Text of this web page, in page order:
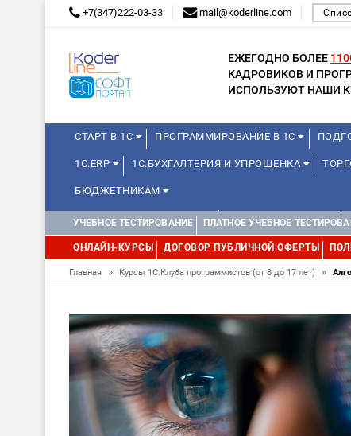
+7(347)222-03-33 mail@koderline.com
ЕЖЕГОДНО БОЛЕЕ
КАДРОВИКОВ И
ИСПОЛЬЗУЮТ НАШИ
СТАРТ В 1С ПРОГРАММИРОВАНИЕ В 1С
1С:ERP 1С:БУХГАЛТЕРИЯ И УПРОЩЕНКА
БЮДЖЕТНИКАМ
КУРСЫ ДЛЯ ШКОЛЬНИКОВ ДЛЯ ШКОЛЬНИКОВ
WEB, JAVA И ANDROID
УЧЕБНОЕ ТЕСТИРОВАНИЕ ПЛАТНОЕ УЧЕБНОЕ
ОНЛАЙН-КУРСЫ ДОГОВОР ПУБЛИЧНОЙ ОФЕРТЫ
Главная » Курсы 1С:Клуба программистов (от 8 до 17 лет) »